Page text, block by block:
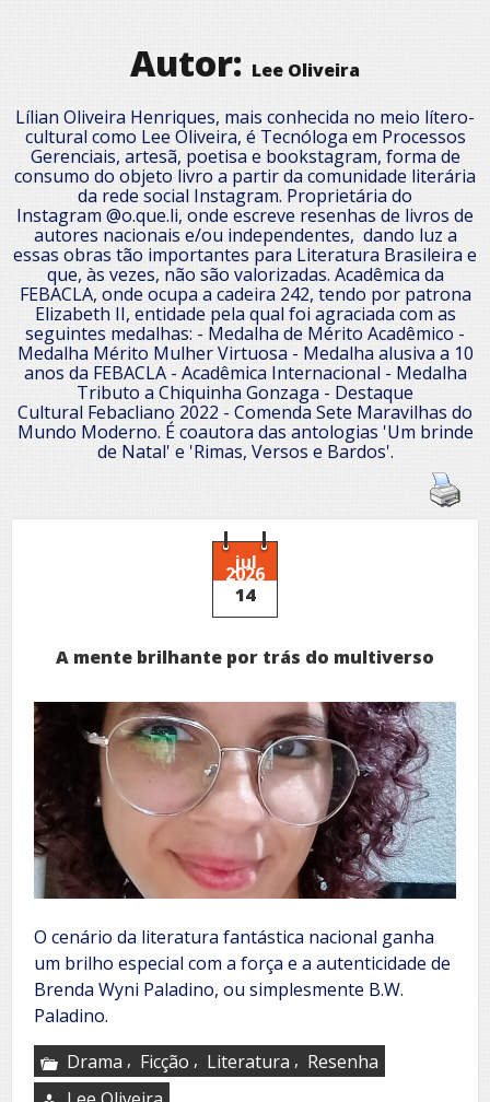
Autor: Lee Oliveira
Lílian Oliveira Henriques, mais conhecida no meio lítero-
cultural como Lee Oliveira, é Tecnóloga em Processos
Gerenciais, artesã, poetisa e bookstagram, forma de
consumo do objeto livro a partir da comunidade literária
da rede social Instagram. Proprietária do
Instagram @o.que.li, onde escreve resenhas de livros de
autores nacionais e/ou independentes, dando luz a
essas obras tão importantes para Literatura Brasileira e
que, às vezes, não são valorizadas. Acadêmica da
FEBACLA, onde ocupa a cadeira 242, tendo por patrona
Elizabeth II, entidade pela qual foi agraciada com as
seguintes medalhas: - Medalha de Mérito Acadêmico -
Medalha Mérito Mulher Virtuosa - Medalha alusiva a 10
anos da FEBACLA - Acadêmica Internacional - Medalha
Tributo a Chiquinha Gonzaga - Destaque
Cultural Febacliano 2022 - Comenda Sete Maravilhas do
Mundo Moderno. É coautora das antologias 'Um brinde
de Natal' e 'Rimas, Versos e Bardos'.
jul
2026
14
A mente brilhante por trás do multiverso
O cenário da literatura fantástica nacional ganha
um brilho especial com a força e a autenticidade de
Brenda Wyni Paladino, ou simplesmente B.W.
Paladino.
Drama , Ficção , Literatura , Resenha